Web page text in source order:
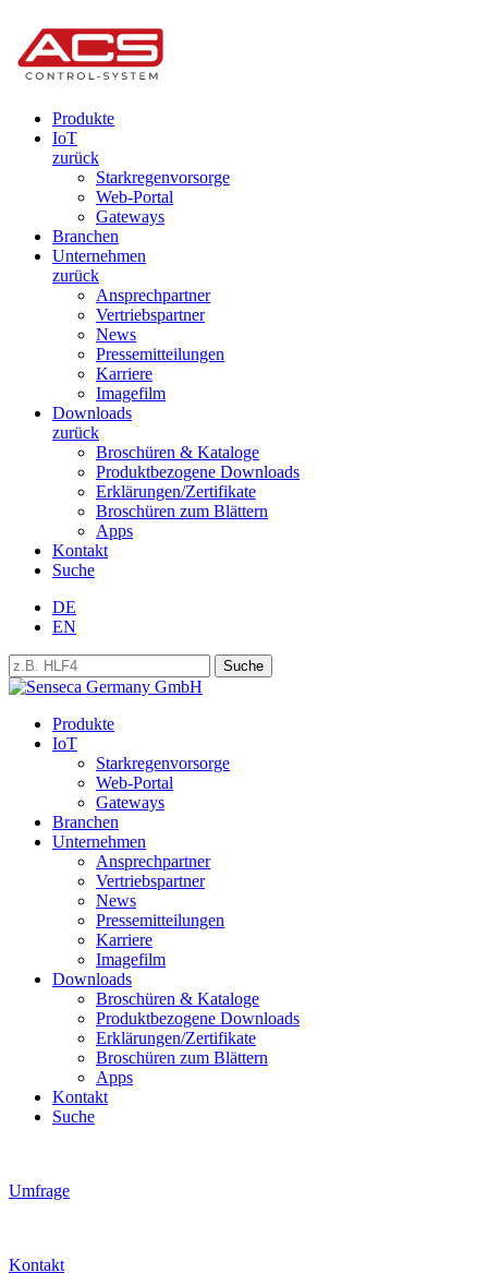
Produkte
IoT
zurück
Starkregenvorsorge
Web-Portal
Gateways
Branchen
Unternehmen
zurück
Ansprechpartner
Vertriebspartner
News
Pressemitteilungen
Karriere
Imagefilm
Downloads
zurück
Broschüren & Kataloge
Produktbezogene Downloads
Erklärungen/Zertifikate
Broschüren zum Blättern
Apps
Kontakt
Suche
DE
EN
Produkte
IoT
Starkregenvorsorge
Web-Portal
Gateways
Branchen
Unternehmen
Ansprechpartner
Vertriebspartner
News
Pressemitteilungen
Karriere
Imagefilm
Downloads
Broschüren & Kataloge
Produktbezogene Downloads
Erklärungen/Zertifikate
Broschüren zum Blättern
Apps
Kontakt
Suche
Umfrage
Kontakt